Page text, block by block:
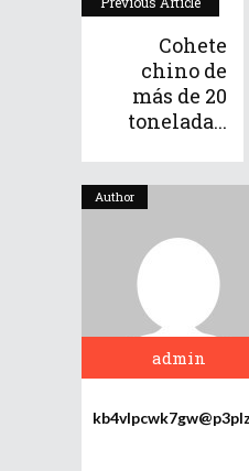
Cohete
chino de
más de 20
tonelada...
Author
admin